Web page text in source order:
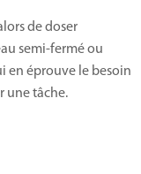
de doser
semi-fermé ou
en éprouve le besoin
une tâche.